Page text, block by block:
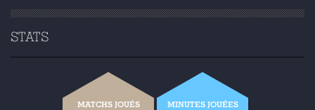
STATS
MATCHS JOUÉS MINUTES JOUÉES